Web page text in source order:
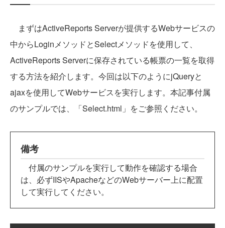
まずはActiveReports Serverが提供するWebサービスの
中からLoginメソッドとSelectメソッドを使用して、
ActiveReports Serverに保存されている帳票の一覧を取得
する方法を紹介します。今回は以下のようにjQueryと
ajaxを使用してWebサービスを実行します。本記事付属
のサンプルでは、「Select.html」をご参照ください。
備考
付属のサンプルを実行して動作を確認する場合
は、必ずIISやApacheなどのWebサーバー上に配置
して実行してください。